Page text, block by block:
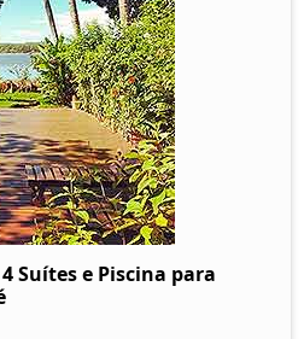
Suítes e Piscina para